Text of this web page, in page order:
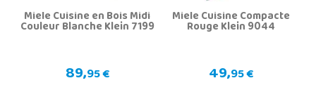
Miele Cuisine en Bois Midi
Couleur Blanche Klein 7199
89,95 €
Miele Cuisine Compacte
Rouge Klein 9044
49,95 €